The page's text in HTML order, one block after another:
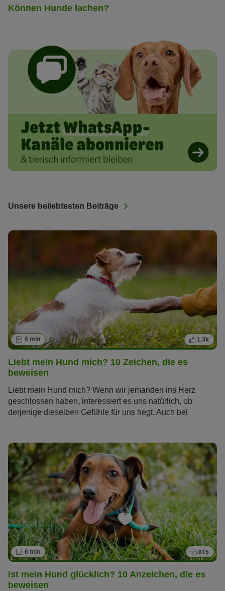
Können Hunde lachen?
Unsere beliebtesten Beiträge
6 min 1.3k
Liebt mein Hund mich? 10 Zeichen, die es
beweisen
Liebt mein Hund mich? Wenn wir jemanden ins Herz
geschlossen haben, interessiert es uns natürlich, ob
derjenige dieselben Gefühle für uns hegt. Auch bei
Welche das sind, erfahren Sie im Artikel.
6 min 815
Ist mein Hund glücklich? 10 Anzeichen, die es
beweisen